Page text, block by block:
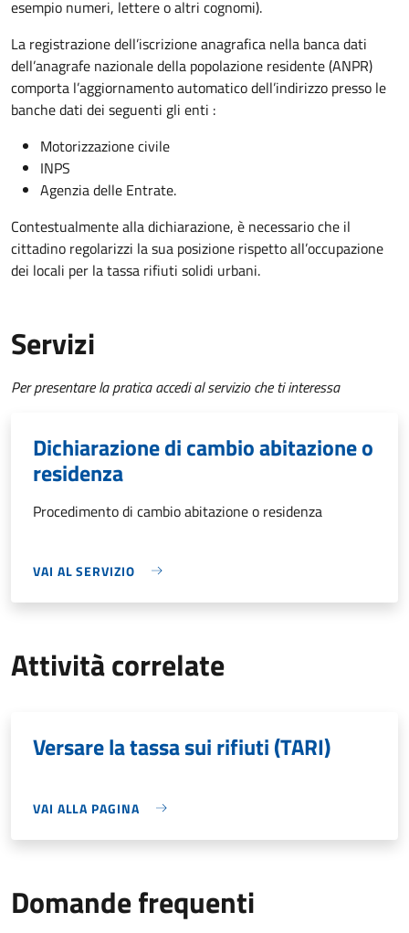
esempio numeri, lettere o altri cognomi).
La registrazione dell’iscrizione anagrafica nella banca dati
dell’anagrafe nazionale della popolazione residente (ANPR)
comporta l’aggiornamento automatico dell’indirizzo presso le
banche dati dei seguenti gli enti :
Motorizzazione civile
INPS
Agenzia delle Entrate.
Contestualmente alla dichiarazione, è necessario che il
cittadino regolarizzi la sua posizione rispetto all’occupazione
dei locali per la tassa rifiuti solidi urbani.
Servizi
Per presentare la pratica accedi al servizio che ti interessa
Dichiarazione di cambio abitazione o
residenza
Procedimento di cambio abitazione o residenza
VAI AL SERVIZIO
Attività correlate
Versare la tassa sui rifiuti (TARI)
VAI ALLA PAGINA
Domande frequenti